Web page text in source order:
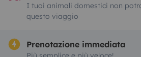
I tuoi animali domestici non
questo viaggio
Prenotazione immediata